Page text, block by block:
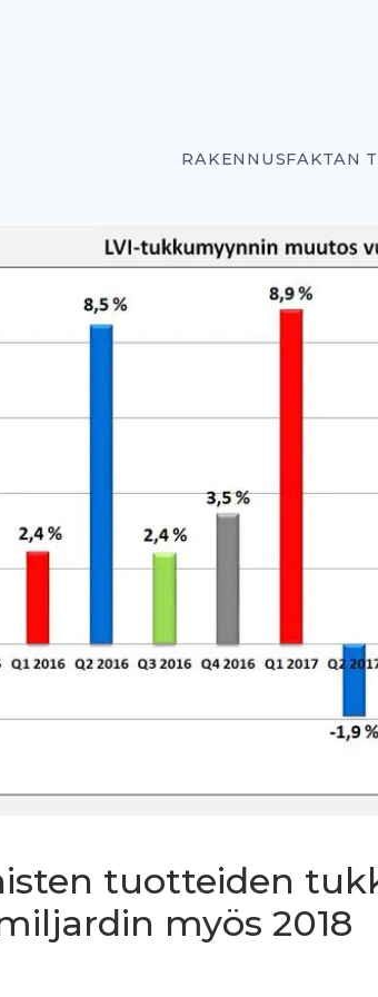
RAKENNUSFAKTAN
tuotteiden
myös 2018